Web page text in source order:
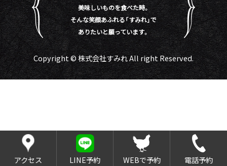
美味しいものを食べた時。
そんな笑顔あふれる「すみれ」で
ありたいと願っています。
Copyright © 株式会社すみれ All right Reserved.
アクセス LINE予約 WEBで予約 電話予約